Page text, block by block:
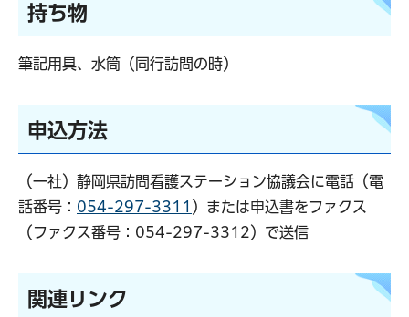
持ち物
筆記用具、水筒（同行訪問の時）
申込方法
（一社）静岡県訪問看護ステーション協議会に電話（電
話番号： 054-297-3311 ）または申込書をファクス
（ファクス番号：054-297-3312）で送信
関連リンク